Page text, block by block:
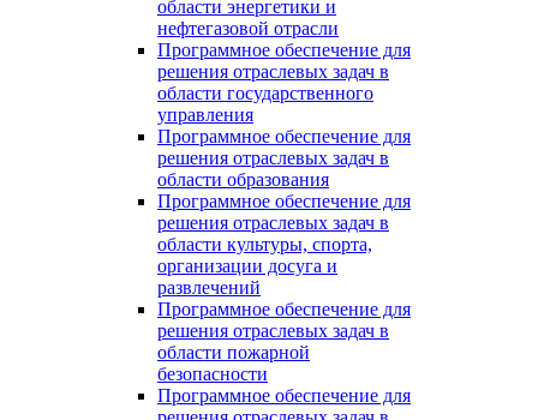
области энергетики и
нефтегазовой отрасли
Программное обеспечение для
решения отраслевых задач в
области государственного
управления
Программное обеспечение для
решения отраслевых задач в
области образования
Программное обеспечение для
решения отраслевых задач в
области культуры, спорта,
организации досуга и
развлечений
Программное обеспечение для
решения отраслевых задач в
области пожарной
безопасности
Программное обеспечение для